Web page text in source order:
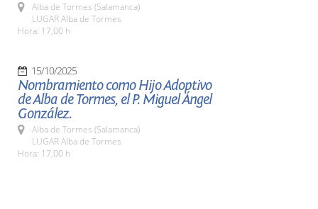
Alba de Tormes (Salamanca)
LUGAR Alba de Tormes
Hora: 17,00 h
15/10/2025
Nombramiento como Hijo Adoptivo
de Alba de Tormes, el P. Miguel Ángel
González.
Alba de Tormes (Salamanca)
LUGAR Alba de Tormes
Hora: 17,00 h